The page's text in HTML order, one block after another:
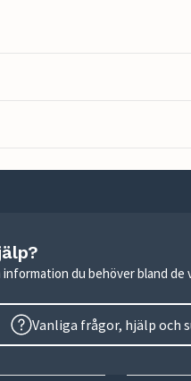
du behöver bland de
Vanliga frågor, hjälp och